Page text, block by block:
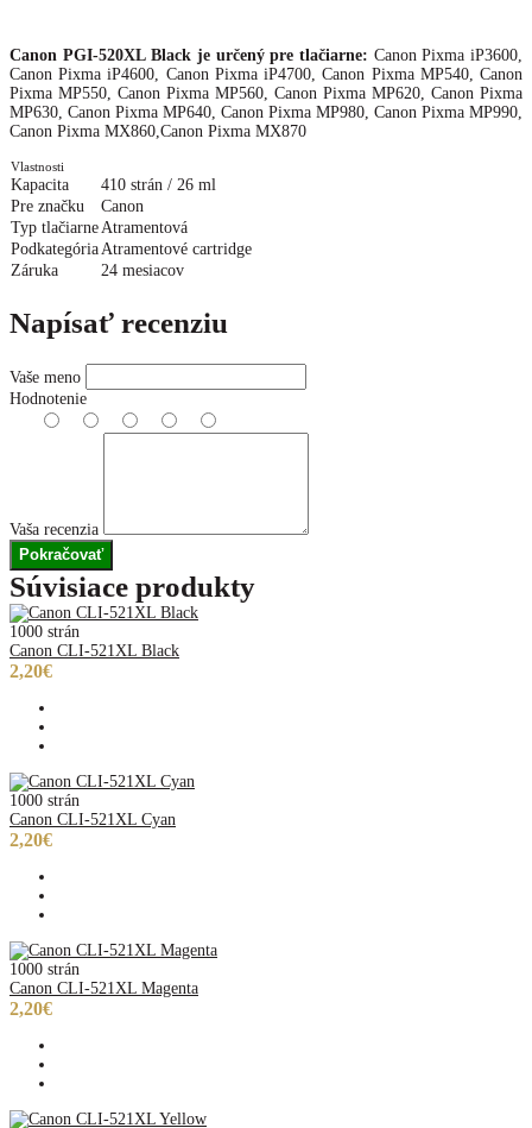
Canon PGI-520XL Black je určený pre tlačiarne: Canon Pixma iP3600,
Canon Pixma iP4600, Canon Pixma iP4700, Canon Pixma MP540, Canon
Pixma MP550, Canon Pixma MP560, Canon Pixma MP620, Canon Pixma
MP630, Canon Pixma MP640, Canon Pixma MP980, Canon Pixma MP990,
Canon Pixma MX860,Canon Pixma MX870
Vlastnosti
Kapacita
410 strán / 26 ml
Pre značku
Canon
Typ tlačiarne Atramentová
Podkategória Atramentové cartridge
Záruka
24 mesiacov
Napísať recenziu
Vaše meno
Hodnotenie
Vaša recenzia
Pokračovať
Súvisiace produkty
1000 strán
Canon CLI-521XL Black
2,20€
1000 strán
Canon CLI-521XL Cyan
2,20€
1000 strán
Canon CLI-521XL Magenta
2,20€